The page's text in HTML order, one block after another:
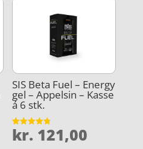
SIS Beta Fuel – Energy
gel – Appelsin – Kasse
á 6 stk.
Vurderet
4.8
kr. 121,00